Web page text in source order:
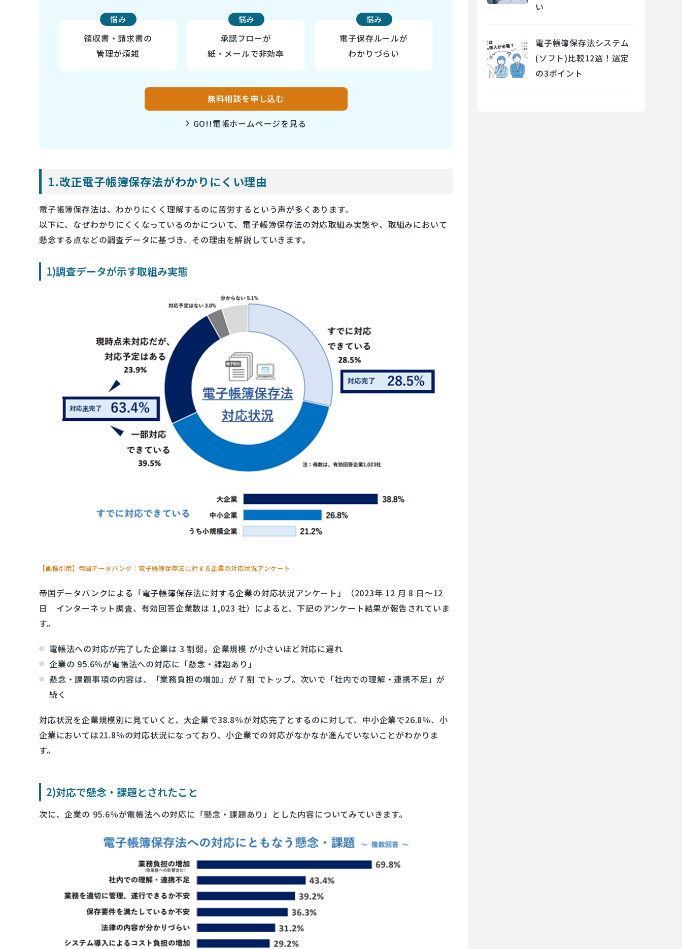
悩み
領収書・請求書の
管理が煩雑
悩み
承認フローが
紙・メールで非効率
悩み
電子保存ルールが
わかりづらい
無料相談を申し込む
GO!!電帳ホームページを見る
1.改正電子帳簿保存法がわかりにくい理由
電子帳簿保存法は、わかりにくく理解するのに苦労するという声が多くあります。
以下に、なぜわかりにくくなっているのかについて、電子帳簿保存法の対応取組み実態や、取組みにおいて
懸念する点などの調査データに基づき、その理由を解説していきます。
1)調査データが示す取組み実態
【画像引用】帝国データバンク：電子帳簿保存法に対する企業の対応状況アンケート
帝国データバンクによる「電子帳簿保存法に対する企業の対応状況アンケート」（2023年 12 月 8 日～12
日 インターネット調査、有効回答企業数は 1,023 社）によると、下記のアンケート結果が報告されていま
す。
電帳法への対応が完了した企業は 3 割弱。企業規模 が小さいほど対応に遅れ
企業の 95.6％が電帳法への対応に「懸念・課題あり」
懸念・課題事項の内容は、「業務負担の増加」が 7 割 でトップ。次いで「社内での理解・連携不足」が
続く
対応状況を企業規模別に見ていくと、大企業で38.8％が対応完了とするのに対して、中小企業で26.8％、小
企業においては21.8％の対応状況になっており、小企業での対応がなかなか進んでいないことがわかりま
す。
2)対応で懸念・課題とされたこと
次に、企業の 95.6％が電帳法への対応に「懸念・課題あり」とした内容についてみていきます。
い
電子帳簿保存法システム
(ソフト)比較12選！選定
の3ポイント